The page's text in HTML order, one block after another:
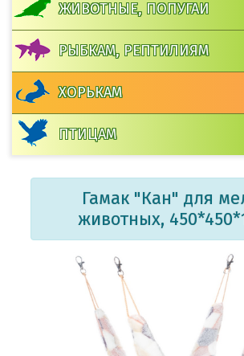
ЖИВОТНЫЕ, ПОПУГАИ
РЫБКАМ, РЕПТИЛИЯМ
ХОРЬКАМ
ПТИЦАМ
Гамак "Кан" для
животных,